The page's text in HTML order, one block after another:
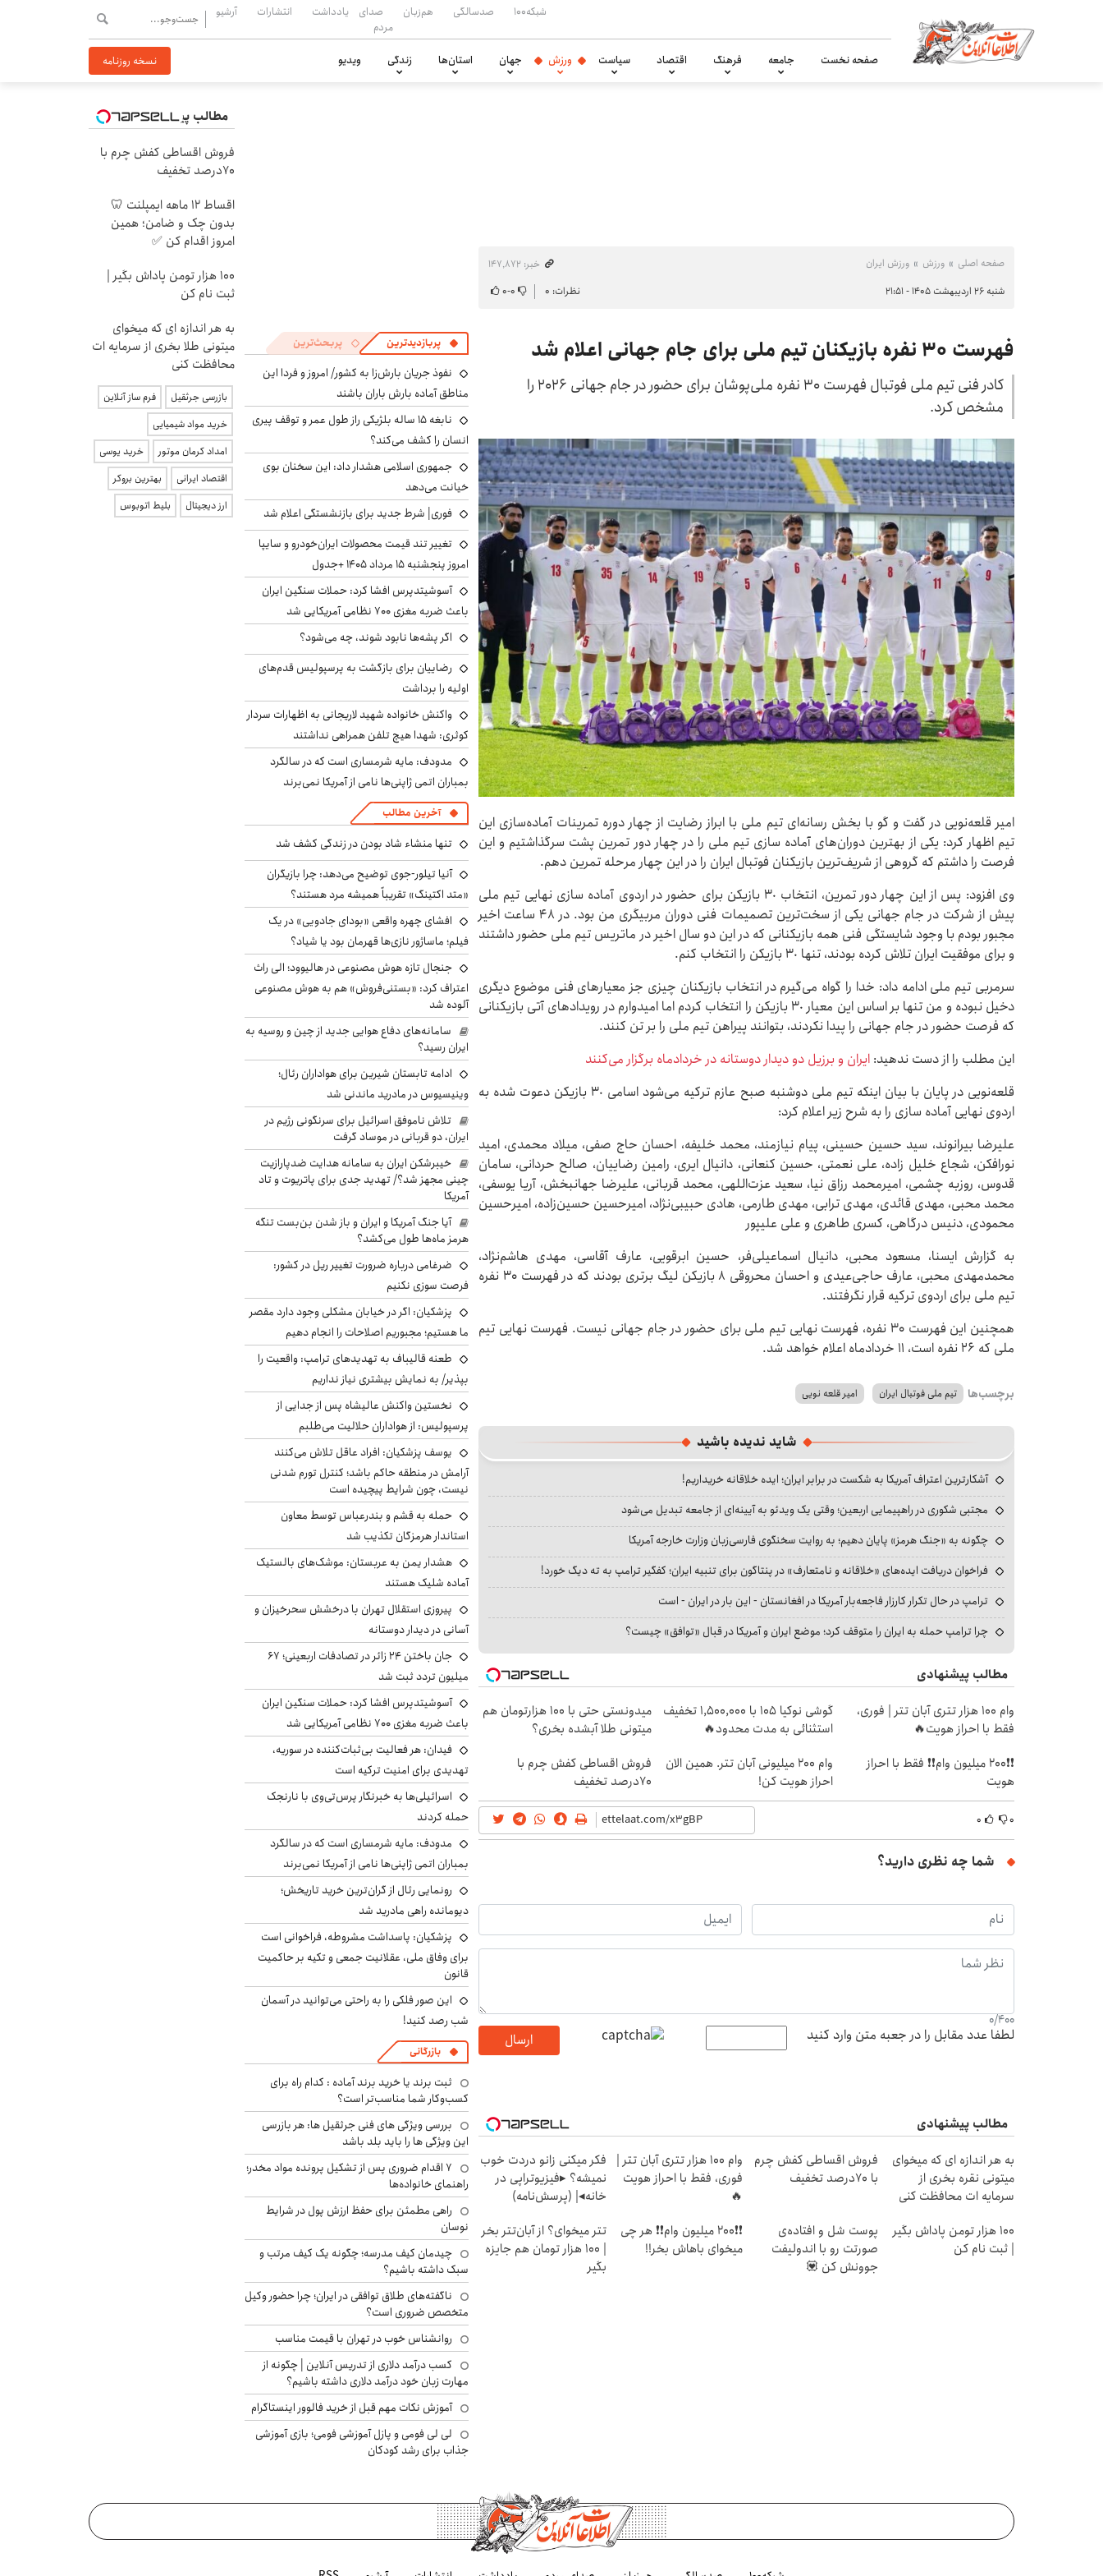
شبکه۱۰۰ صدسالگی هم‌زبان
صدای
مردم
یادداشت انتشارات آرشیو
صفحه نخست جامعه فرهنگ اقتصاد سیاست ورزش جهان استان‌ها زندگی ویدیو نسخه روزنامه
صفحه اصلی ورزش ورزش ایران
خبر: ۱۴۷٬۸۷۲
شنبه ۲۶ اردیبهشت ۱۴۰۵ - ۲۱:۵۱
نظرات: ۰ ۰-۰
فهرست ۳۰ نفره بازیکنان تیم ملی برای جام جهانی اعلام شد
کادر فنی تیم ملی فوتبال فهرست ۳۰ نفره ملی‌پوشان برای حضور در جام جهانی ۲۰۲۶ را
مشخص کرد.
امیر قلعه‌نویی در گفت و گو با بخش رسانه‌ای تیم ملی با ابراز رضایت از چهار دوره تمرینات آماده‌سازی این
تیم اظهار کرد: یکی از بهترین دوران‌های آماده سازی تیم ملی را در چهار دور تمرین پشت سرگذاشتیم و این
فرصت را داشتم که گروهی از شریف‌ترین بازیکنان فوتبال ایران را در این چهار مرحله تمرین دهم.
وی افزود: پس از این چهار دور تمرین، انتخاب ٣٠ بازیکن برای حضور در اردوی آماده سازی نهایی تیم ملی
پیش از شرکت در جام جهانی یکی از سخت‌ترین تصمیمات فنی دوران مربیگری من بود. در ۴٨ ساعت اخیر
مجبور بودم با وجود شایستگی فنی همه بازیکنانی که در این دو سال اخیر در ماتریس تیم ملی حضور داشتند
و برای موفقیت ایران تلاش کرده بودند، تنها ٣٠ بازیکن را انتخاب کنم.
سرمربی تیم ملی ادامه داد: خدا را گواه می‌گیرم در انتخاب بازیکنان چیزی جز معیارهای فنی موضوع دیگری
دخیل نبوده و من تنها بر اساس این معیار ٣٠ بازیکن را انتخاب کردم اما امیدوارم در رویدادهای آتی بازیکنانی
که فرصت حضور در جام جهانی را پیدا نکردند، بتوانند پیراهن تیم ملی را بر تن کنند.
این مطلب را از دست ندهید: ایران و برزیل دو دیدار دوستانه در خردادماه برگزار می‌کنند
قلعه‌نویی در پایان با بیان اینکه تیم ملی دوشنبه صبح عازم ترکیه می‌شود اسامی ٣٠ بازیکن دعوت شده به
اردوی نهایی آماده سازی را به شرح زیر اعلام کرد:
‎علیرضا بیرانوند، سید حسین حسینی، پیام نیازمند، محمد خلیفه، احسان حاج صفی، میلاد محمدی، امید
نورافکن، شجاع خلیل زاده، علی نعمتی، حسین کنعانی، دانیال ایری، رامین رضاییان، صالح حردانی، سامان
قدوس، روزبه چشمی، امیرمحمد رزاق نیا، سعید عزت‌اللهی، محمد قربانی، علیرضا جهانبخش، آریا یوسفی،
محمد محبی، مهدی قائدی، مهدی ترابی، مهدی طارمی، هادی حبیبی‌نژاد، امیرحسین حسین‌زاده، امیرحسین
محمودی، دنیس درگاهی، کسری طاهری و علی علیپور
به گزارش ایسنا، مسعود محبی، دانیال اسماعیلی‌فر، حسین ابرقویی، عارف آقاسی، مهدی هاشم‌نژاد،
محمدمهدی محبی، عارف حاجی‌عیدی و احسان محروقی ۸ بازیکن لیگ برتری بودند که در فهرست ۳۰ نفره
تیم ملی برای اردوی ترکیه قرار نگرفتند.
همچنین این فهرست ۳۰ نفره، فهرست نهایی تیم ملی برای حضور در جام جهانی نیست. فهرست نهایی تیم
ملی که ۲۶ نفره است، ۱۱ خردادماه اعلام خواهد شد.
برچسب‌ها تیم ملی فوتبال ایران امیر قلعه نویی
شاید ندیده باشید
آشکارترین اعتراف آمریکا به شکست در برابر ایران؛ ایده خلاقانه خریداریم!
مجتبی شکوری در راهپیمایی اربعین؛ وقتی یک ویدئو به آیینه‌ای از جامعه تبدیل می‌شود
چگونه به «جنگ هرمز» پایان دهیم؛ به روایت سخنگوی فارسی‌زبان وزارت خارجه آمریکا
فراخوان دریافت ایده‌های «خلاقانه و نامتعارف» در پنتاگون برای تنبیه ایران؛ کفگیر ترامپ به ته دیگ خورد!
ترامپ در حال تکرار کارزار فاجعه‌بار آمریکا در افغانستان - این بار در ایران - است
چرا ترامپ حمله به ایران را متوقف کرد؛ موضع ایران و آمریکا در قبال «توافق» چیست؟
مطالب پیشنهادی
وام 100 هزار تتری آبان تتر | فوری،
فقط با احراز هویت🔥
گوشی نوکیا 105 با 1,500,000 تخفیف
استثنائی به مدت محدود🔥
میدونستی حتی با ۱۰۰ هزارتومان هم
میتونی طلا آبشده بخری؟
❗❗200 میلیون وام❗❗ فقط با احراز
هویت
وام 200 میلیونی آبان تتر. همین الان
احراز هویت کن!
فروش اقساطی کفش چرم با
70درصد تخفیف
۰ ۰
شما چه نظری دارید؟
0/400
لطفا عدد مقابل را در جعبه متن وارد کنید ارسال
مطالب پیشنهادی
به هر اندازه ای که میخوای
میتونی نقره بخری از
سرمایه ات محافظت کنی
فروش اقساطی کفش چرم
با 70درصد تخفیف
وام 100 هزار تتری آبان تتر |
فوری، فقط با احراز هویت
🔥
فکر میکنی زانو دردت خوب
نمیشه؟ ▸فیزیوتراپی در
خانه◂| (پرسش‌نامه)
100 هزار تومن پاداش بگیر
| ثبت نام کن
پوست شل و افتاده‌ی
صورتت رو با اندولیفت
جوونش کن 💟
❗❗200 میلیون وام❗❗ هر چی
میخوای باهاش بخر!!
تتر میخوای؟ از آبان‌تتر بخر
| 100 هزار تومان هم جایزه
بگیر
پربازدیدترین پربحث‌ترین
نفوذ جریان بارش‌زا به کشور/ امروز و فردا این
مناطق آماده بارش باران باشند
نابغه ۱۵ ساله بلژیکی راز طول عمر و توقف پیری
انسان را کشف می‌کند؟
جمهوری اسلامی هشدار داد: این سخنان بوی
خیانت می‌دهد
فوری| شرط جدید برای بازنشستگی اعلام شد
تغییر تند قیمت محصولات ایران‌خودرو و سایپا
امروز پنجشنبه ۱۵ مرداد ۱۴۰۵ +جدول
آسوشیتدپرس افشا کرد: حملات سنگین ایران
باعث ضربه مغزی ۷۰۰ نظامی آمریکایی شد
اگر پشه‌ها نابود شوند، چه می‌شود؟
رضاییان برای بازگشت به پرسپولیس قدم‌های
اولیه را برداشت
واکنش خانواده شهید لاریجانی به اظهارات سردار
کوثری: شهدا هیچ تلفن همراهی نداشتند
مدودف: مایه شرمساری است که در سالگرد
بمباران اتمی ژاپنی‌ها نامی از آمریکا نمی‌برند
آخرین مطالب
تنها منشاء شاد بودن در زندگی کشف شد
آنیا تیلور-جوی توضیح می‌دهد: چرا بازیگران
«متد اکتینگ» تقریباً همیشه مرد هستند؟
افشای چهره واقعی «بودای جادویی» در یک
فیلم؛ ماساژور نازی‌ها قهرمان بود یا شیاد؟
جنجال تازه هوش مصنوعی در هالیوود؛ الی راث
اعتراف کرد: «بستنی‌فروش» هم به هوش مصنوعی
آلوده شد
سامانه‌های دفاع هوایی جدید از چین و روسیه به
ایران رسید؟
ادامه تابستان شیرین برای هواداران رئال؛
وینیسیوس در مادرید ماندنی شد
تلاش ناموفق اسرائیل برای سرنگونی رژیم در
ایران، دو قربانی در موساد گرفت
خیبرشکن ایران به سامانه هدایت ضدپارازیت
چینی مجهز شد؟/ تهدید جدی برای پاتریوت و تاد
آمریکا
آیا جنگ آمریکا و ایران و باز شدن بن‌بست تنگه
هرمز ماه‌ها طول می‌کشد؟
ضرغامی درباره ضرورت تغییر ریل در کشور:
فرصت سوزی نکنیم
پزشکیان: اگر در خیابان مشکلی وجود دارد مقصر
ما هستیم؛ مجبوریم اصلاحات را انجام دهیم
طعنه قالیباف به تهدیدهای ترامپ: واقعیت را
بپذیر/ به نمایش بیشتری نیاز نداریم
نخستین واکنش عالیشاه پس از جدایی از
پرسپولیس: از هواداران حلالیت می‌طلبم
یوسف پزشکیان: افراد عاقل تلاش می‌کنند
آرامش در منطقه حاکم باشد؛ کنترل تورم شدنی
نیست، چون شرایط پیچیده است
حمله به قشم و بندرعباس توسط معاون
استاندار هرمزگان تکذیب شد
هشدار یمن به عربستان: موشک‌های بالستیک
آماده شلیک هستند
پیروزی استقلال تهران با درخشش سحرخیزان و
آسانی در دیدار دوستانه
جان باختن ۲۴ زائر در تصادفات اربعینی؛ ۶۷
میلیون تردد ثبت شد
آسوشیتدپرس افشا کرد: حملات سنگین ایران
باعث ضربه مغزی ۷۰۰ نظامی آمریکایی شد
فیدان: هر فعالیت بی‌ثبات‌کننده در سوریه،
تهدیدی برای امنیت ترکیه است
اسرائیلی‌ها به خبرنگار پرس‌تی‌وی با نارنجک
حمله کردند
مدودف: مایه شرمساری است که در سالگرد
بمباران اتمی ژاپنی‌ها نامی از آمریکا نمی‌برند
رونمایی رئال از گران‌ترین خرید تاریخش؛
دیومانده راهی مادرید شد
پزشکیان: پاسداشت مشروطه، فراخوانی است
برای وفاق ملی، عقلانیت جمعی و تکیه بر حاکمیت
قانون
این صور فلکی را به راحتی می‌توانید در آسمان
شب رصد کنید!
بازرگانی
ثبت برند یا خرید برند آماده : کدام راه برای
کسب‌وکار شما مناسب‌تر است؟
بررسی ویژگی های فنی جرثقیل ها: هر بازرسی
این ویژگی ها را باید بلد باشد
۷ اقدام ضروری پس از تشکیل پرونده مواد مخدر؛
راهنمای خانواده‌ها
راهی مطمئن برای حفظ ارزش پول در شرایط
نوسان
چیدمان کیف مدرسه؛ چگونه یک کیف مرتب و
سبک داشته باشیم؟
ناگفته‌های طلاق توافقی در ایران؛ چرا حضور وکیل
متخصص ضروری است؟
روانشناس خوب در تهران با قیمت مناسب
کسب درآمد دلاری از تدریس آنلاین | چگونه از
مهارت زبان خود درآمد دلاری داشته باشیم؟
آموزش نکات مهم قبل از خرید فالوور اینستاگرام
لی لی فومی و پازل آموزشی فومی؛ بازی آموزشی
جذاب برای رشد کودکان
مطالب پیشنهادی
فروش اقساطی کفش چرم با
70درصد تخفیف
اقساط ۱۲ ماهه ایمپلنت 🦷
بدون چک و ضامن؛ همین
امروز اقدام کن ✅
100 هزار تومن پاداش بگیر |
ثبت نام کن
به هر اندازه ای که میخوای
میتونی طلا بخری از سرمایه ات
محافظت کنی
بازرسی جرثقیل
فرم ساز آنلاین
خرید مواد شیمیایی
امداد کرمان موتور
خرید یوسی
اقتصاد ایرانی
بهترین بروکر
ارز دیجیتال
بلیط اتوبوس